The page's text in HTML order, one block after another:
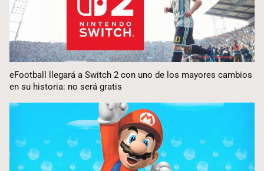
eFootball llegará a Switch 2 con uno de los mayores cambios
en su historia: no será gratis